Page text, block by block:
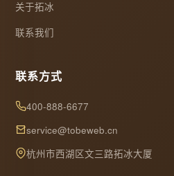
关于拓冰
联系我们
联系方式
400-888-6677
service@tobeweb.cn
杭州市西湖区文三路拓冰大厦